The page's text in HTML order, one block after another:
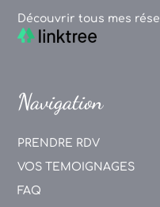
Découvrir tous mes
Navigation
PRENDRE RDV
VOS TEMOIGNAGES
FAQ